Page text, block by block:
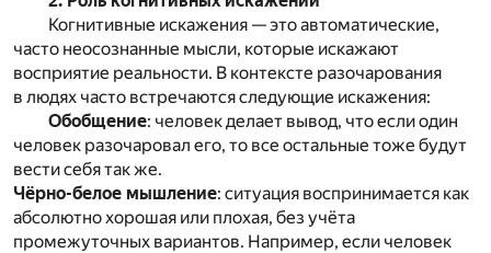
Когнитивные искажения — это автоматические,
часто неосознанные мысли, которые искажают
восприятие реальности. В контексте разочарования
в людях часто встречаются следующие искажения:
Обобщение: человек делает вывод, что если один
человек разочаровал его, то все остальные тоже будут
вести себя так же.
Чёрно-белое мышление: ситуация воспринимается как
абсолютно хорошая или плохая, без учёта
промежуточных вариантов. Например, если человек